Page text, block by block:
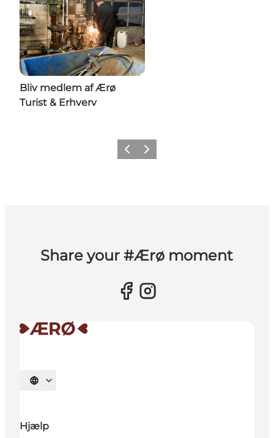
Bliv medlem af Ærø
Turist & Erhverv
ForrigeNæste
Share your #Ærø moment
Vælg sprog
Hjælp